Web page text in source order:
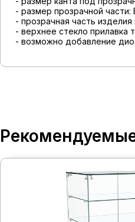
- размер прозрачной
- прозрачная часть
- верхнее стекло прилавка
- возможно добавление